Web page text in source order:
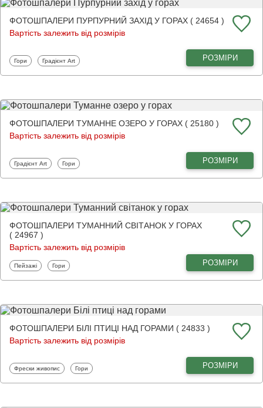
ФОТОШПАЛЕРИ ПУРПУРНИЙ ЗАХІД У ГОРАХ ( 24654 )
Вартість залежить від розмірів
Фотошпалери
Гори Фотошпалери
Градієнт Art РОЗМІРИ
ФОТОШПАЛЕРИ ТУМАННЕ ОЗЕРО У ГОРАХ ( 25180 )
Вартість залежить від розмірів
Фотошпалери
Градієнт Art Фотошпалери
Гори РОЗМІРИ
ФОТОШПАЛЕРИ ТУМАННИЙ СВІТАНОК У ГОРАХ
( 24967 )
Вартість залежить від розмірів
Фотошпалери
Пейзажі Фотошпалери
Гори РОЗМІРИ
ФОТОШПАЛЕРИ БІЛІ ПТИЦІ НАД ГОРАМИ ( 24833 )
Вартість залежить від розмірів
Фотошпалери
Фрески живопис Фотошпалери
Гори РОЗМІРИ